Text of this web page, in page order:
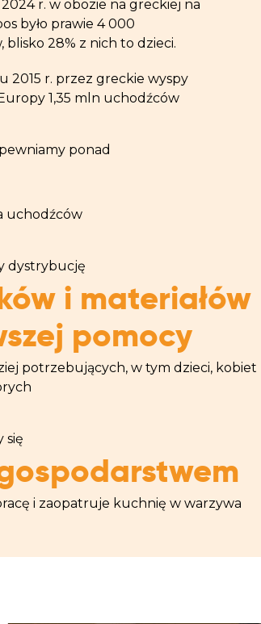
r. w obozie na greckiej na
było prawie 4 000
blisko 28% z nich to dzieci.
2015 r. przez greckie wyspy
1,35 mln uchodźców
ponad
uchodźców
dystrybucję
i materiałów
pomocy
potrzebujących, w tym dzieci, kobiet
się
i zaopatruje kuchnię w warzywa